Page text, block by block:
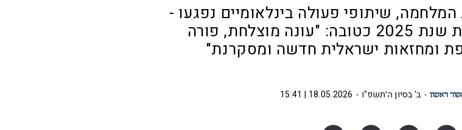
המלחמה, שיתופי פעולה בינלאומיים נפגעו -
אבל בבית ליסין מציינים את שנת 2025 כטובה: "עונה מוצלחת, פורה
ומחזאות ישראלית חדשה ומסקרנת"
ב' בסיון ה׳תשפ"ו 18.05.2026 | 15:41